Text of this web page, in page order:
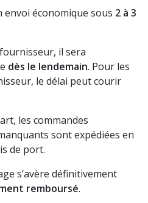
envoi économique sous 2 à 3
il sera
dès le lendemain. Pour les
le délai peut courir
les commandes
sont expédiées en
de port.
s’avère définitivement
remboursé.